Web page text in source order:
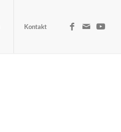
Kontakt